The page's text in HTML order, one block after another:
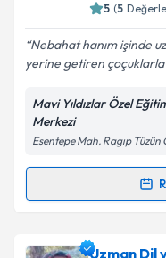
Kişisel
kapsamda
5 (5
Nebahat hanım işinde
yerine getiren çoçuklarla
Mavi Yıldızlar Özel
Merkezi
Esentepe Mah. Ragıp Tüzün
Randevu
Dil ve Konuşma
Uzman Dil